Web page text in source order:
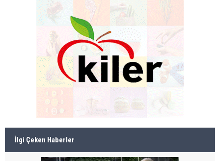
İlgi Çeken Haberler